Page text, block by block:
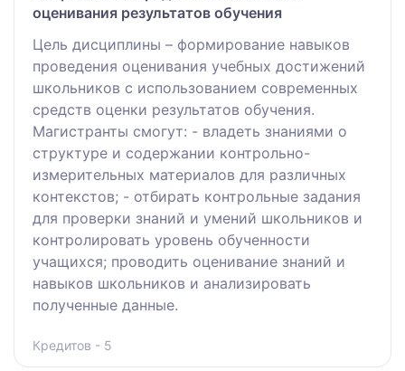
оценивания результатов обучения
Цель дисциплины – формирование навыков
проведения оценивания учебных достижений
школьников с использованием современных
средств оценки результатов обучения.
Магистранты смогут: - владеть знаниями о
структуре и содержании контрольно-
измерительных материалов для различных
контекстов; - отбирать контрольные задания
для проверки знаний и умений школьников и
контролировать уровень обученности
учащихся; проводить оценивание знаний и
навыков школьников и анализировать
полученные данные.
Кредитов - 5